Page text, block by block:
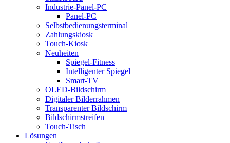
Industrie-Panel-PC
Panel-PC
Selbstbedienungsterminal
Zahlungskiosk
Touch-Kiosk
Neuheiten
Spiegel-Fitness
Intelligenter Spiegel
Smart-TV
OLED-Bildschirm
Digitaler Bilderrahmen
Transparenter Bildschirm
Bildschirmstreifen
Touch-Tisch
Lösungen